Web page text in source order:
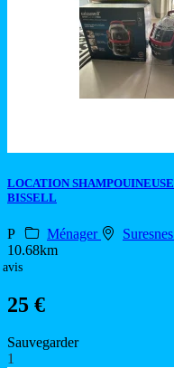
LOCATION SHAMPOUINEUSE
BISSELL
P Ménager Suresnes
10.68km
avis
25 €
Sauvegarder
1